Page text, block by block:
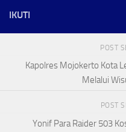
IKUTI
POST
Kapolres Mojokerto Kota
Melalui
POST
Yonif Para Raider 503